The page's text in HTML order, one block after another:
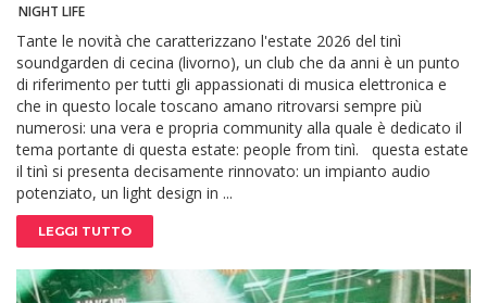
NIGHT LIFE
Tante le novità che caratterizzano l'estate 2026 del tinì
soundgarden di cecina (livorno), un club che da anni è un punto
di riferimento per tutti gli appassionati di musica elettronica e
che in questo locale toscano amano ritrovarsi sempre più
numerosi: una vera e propria community alla quale è dedicato il
tema portante di questa estate: people from tinì. questa estate
il tinì si presenta decisamente rinnovato: un impianto audio
potenziato, un light design in ...
LEGGI TUTTO